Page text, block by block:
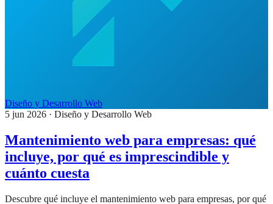
Diseño y Desarrollo Web
5 jun 2026 · Diseño y Desarrollo Web
Mantenimiento web para empresas: qué
incluye, por qué es imprescindible y
cuánto cuesta
Descubre qué incluye el mantenimiento web para empresas, por qué